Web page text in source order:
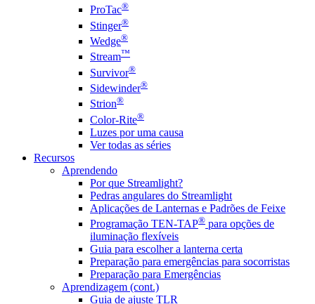
ProTac®
Stinger®
Wedge®
Stream™
Survivor®
Sidewinder®
Strion®
Color-Rite®
Luzes por uma causa
Ver todas as séries
Recursos
Aprendendo
Por que Streamlight?
Pedras angulares do Streamlight
Aplicações de Lanternas e Padrões de Feixe
Programação TEN-TAP® para opções de
iluminação flexíveis
Guia para escolher a lanterna certa
Preparação para emergências para socorristas
Preparação para Emergências
Aprendizagem (cont.)
Guia de ajuste TLR